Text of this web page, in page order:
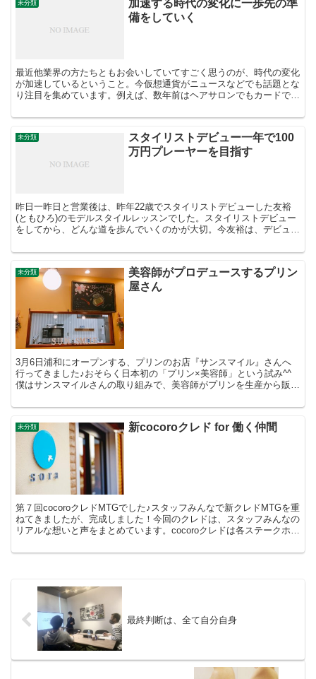
未分類
加速する時代の変化に一歩先の準
備をしていく
最近他業界の方たちともお会いしていてすごく思うのが、時代の変化
が加速しているということ。今仮想通貨がニュースなどでも話題とな
り注目を集めています。例えば、数年前はヘアサロンでもカードでお
未分類
スタイリストデビュー一年で100
万円プレーヤーを目指す
昨日一昨日と営業後は、昨年22歳でスタイリストデビューした友裕
(ともひろ)のモデルスタイルレッスンでした。スタイリストデビュー
をしてから、どんな道を歩んでいくのかが大切。今友裕は、デビュー
未分類
美容師がプロデュースするプリン
屋さん
3月6日浦和にオープンする、プリンのお店『サンスマイル』さんへ
行ってきました♪おそらく日本初の「プリン×美容師」という試み^^
僕はサンスマイルさんの取り組みで、美容師がプリンを生産から販売
未分類 新cocoroクレド for 働く仲間
第７回cocoroクレドMTGでした♪スタッフみんなで新クレドMTGを重
ねてきましたが、完成しました！今回のクレドは、スタッフみんなの
リアルな想いと声をまとめています。cocoroクレドは各ステークホル
最終判断は、全て自分自身